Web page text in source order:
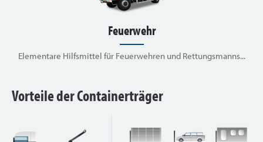
Feuerwehr
Elementare Hilfsmittel für Feuerwehren und Rettungsmanns...
Vorteile der Containerträger